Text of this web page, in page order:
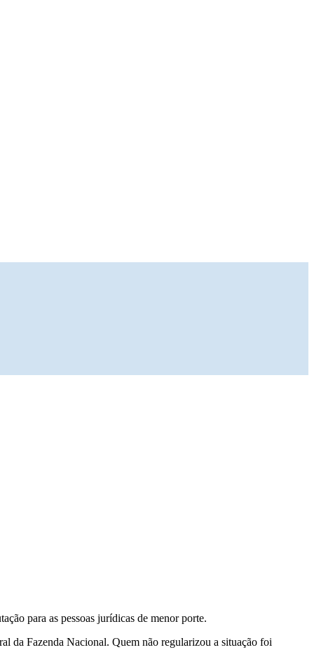
para as pessoas jurídicas de menor porte.
da Fazenda Nacional. Quem não regularizou a situação foi